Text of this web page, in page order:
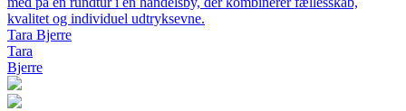
kvalitet og individuel udtryksevne.
Tara Bjerre
Tara
Bjerre